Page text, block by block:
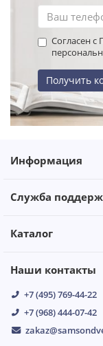
Согласен с
Получить
Информация
Служба
Каталог
Наши контакты
+7 (495) 769-44-22
+7 (968) 444-07-42